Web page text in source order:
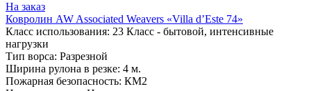
На заказ
Ковролин AW Associated Weavers «Villa d’Este 74»
Класс использования: 23 Класс - бытовой, интенсивные
нагрузки
Тип ворса: Разрезной
Ширина рулона в резке: 4 м.
Пожарная безопасность: КМ2